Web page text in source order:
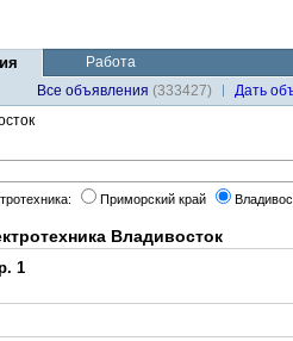
Работа
Все объявления (333427)
Дaть
Приморский край
Владивосток
1